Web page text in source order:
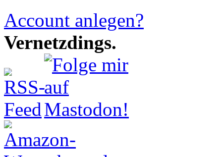
Account anlegen?
Vernetzdings.